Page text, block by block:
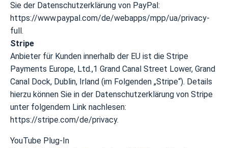
Sie der Datenschutzerklärung von PayPal:
https://www.paypal.com/de/webapps/mpp/ua/privacy-
full.
Stripe
Anbieter für Kunden innerhalb der EU ist die Stripe
Payments Europe, Ltd.,1 Grand Canal Street Lower, Grand
Canal Dock, Dublin, Irland (im Folgenden „Stripe“). Details
hierzu können Sie in der Datenschutzerklärung von Stripe
unter folgendem Link nachlesen:
https://stripe.com/de/privacy.
YouTube Plug-In